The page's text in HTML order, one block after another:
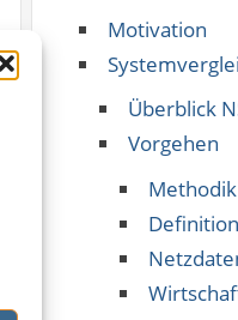
Motivation
Überblick
Vorgehen
Methodik